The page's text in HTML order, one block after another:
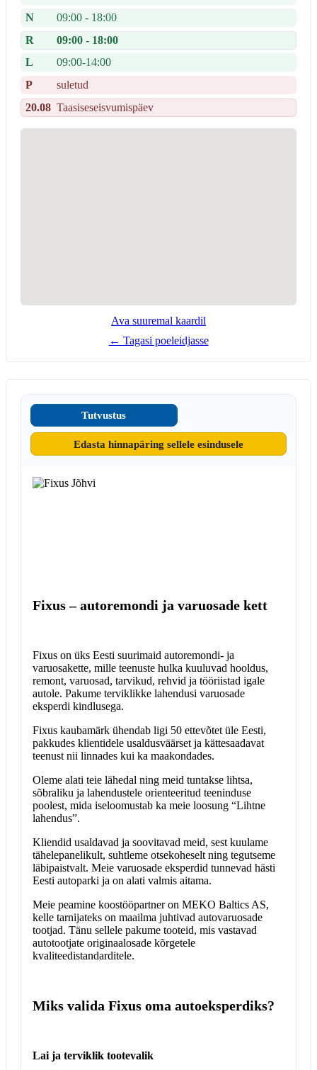
N
09:00 - 18:00
R
09:00 - 18:00
L
09:00-14:00
P
suletud
20.08 Taasiseseisvumispäev
Ava suuremal kaardil
← Tagasi poeleidjasse
Tutvustus
Edasta hinnapäring sellele esindusele
Fixus – autoremondi ja varuosade kett
Fixus on üks Eesti suurimaid autoremondi- ja
varuosakette, mille teenuste hulka kuuluvad hooldus,
remont, varuosad, tarvikud, rehvid ja tööriistad igale
autole. Pakume terviklikke lahendusi varuosade
eksperdi kindlusega.
Fixus kaubamärk ühendab ligi 50 ettevõtet üle Eesti,
pakkudes klientidele usaldusväärset ja kättesaadavat
teenust nii linnades kui ka maakondades.
Oleme alati teie lähedal ning meid tuntakse lihtsa,
sõbraliku ja lahendustele orienteeritud teeninduse
poolest, mida iseloomustab ka meie loosung “Lihtne
lahendus”.
Kliendid usaldavad ja soovitavad meid, sest kuulame
tähelepanelikult, suhtleme otsekoheselt ning tegutseme
läbipaistvalt. Meie varuosade eksperdid tunnevad hästi
Eesti autoparki ja on alati valmis aitama.
Meie peamine koostööpartner on MEKO Baltics AS,
kelle tarnijateks on maailma juhtivad autovaruosade
tootjad. Tänu sellele pakume tooteid, mis vastavad
autotootjate originaalosade kõrgetele
kvaliteedistandarditele.
Miks valida Fixus oma autoeksperdiks?
Lai ja terviklik tootevalik